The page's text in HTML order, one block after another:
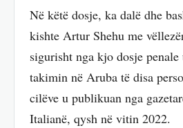
Në këtë dosje, ka dalë dhe
kishte Artur Shehu me
sigurisht nga kjo dosje penale
takimin në Aruba të disa
cilëve u publikuan nga
Italianë, qysh në vitin 2022.